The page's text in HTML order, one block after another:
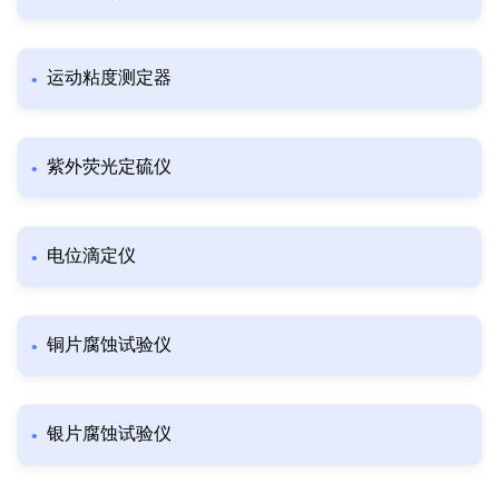
运动粘度测定器
紫外荧光定硫仪
电位滴定仪
铜片腐蚀试验仪
银片腐蚀试验仪